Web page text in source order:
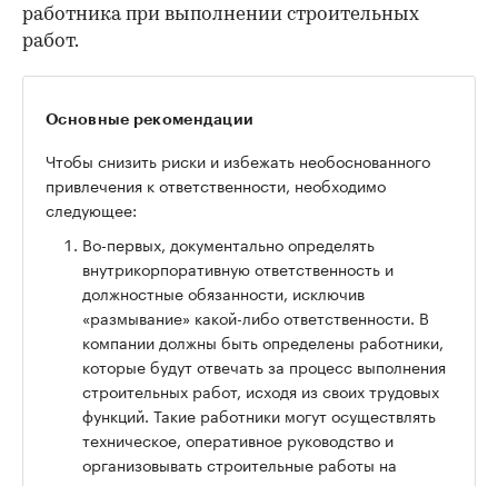
работника при выполнении строительных
работ.
Основные рекомендации
Чтобы снизить риски и избежать необоснованного
привлечения к ответственности, необходимо
следующее:
Во-первых, документально определять
внутрикорпоративную ответственность и
должностные обязанности, исключив
«размывание» какой-либо ответственности. В
компании должны быть определены работники,
которые будут отвечать за процесс выполнения
строительных работ, исходя из своих трудовых
функций. Такие работники могут осуществлять
техническое, оперативное руководство и
организовывать строительные работы на